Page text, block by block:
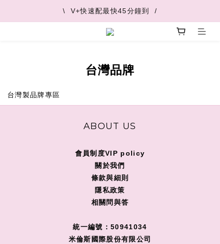
\  V+快速配最快45分鐘到  /
\  V+快速配最快45分鐘到  /
\  推薦好友 領取購物金  /
台灣品牌
台灣製品牌專區
ABOUT US
會員制度VIP policy
關於我們
條款與細則
隱私政策
相關問與答
統一編號：50941034
米倫斯國際股份有限公司